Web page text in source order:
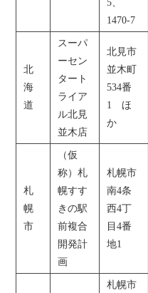
5、
1470-7
北
海
道
スーパ
ーセン
タート
ライア
ル北見
並木店
北見市
並木町
534番
1 ほ
か
札
幌
市
（仮
称）札
幌すす
きの駅
前複合
開発計
画
札幌市
南4条
西4丁
目4番
地1
札幌市